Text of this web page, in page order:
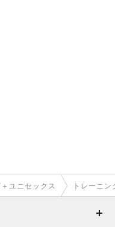
ユニセックス トレーニ